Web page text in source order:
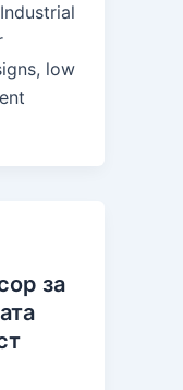
low
за